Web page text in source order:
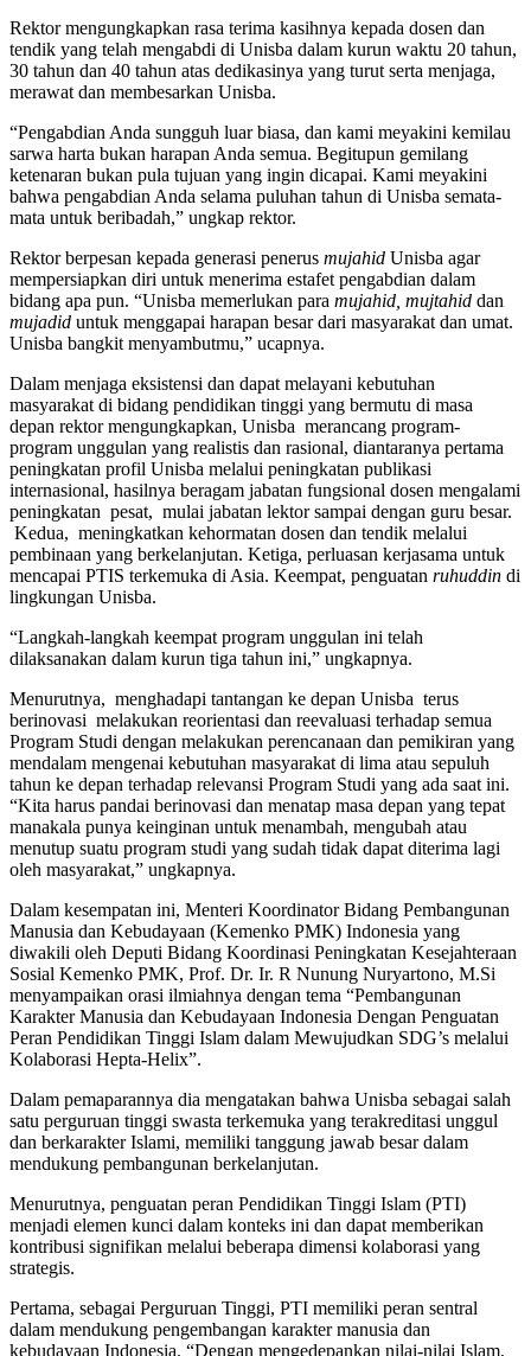
Rektor mengungkapkan rasa terima kasihnya kepada dosen dan
tendik yang telah mengabdi di Unisba dalam kurun waktu 20 tahun,
30 tahun dan 40 tahun atas dedikasinya yang turut serta menjaga,
merawat dan membesarkan Unisba.
“Pengabdian Anda sungguh luar biasa, dan kami meyakini kemilau
sarwa harta bukan harapan Anda semua. Begitupun gemilang
ketenaran bukan pula tujuan yang ingin dicapai. Kami meyakini
bahwa pengabdian Anda selama puluhan tahun di Unisba semata-
mata untuk beribadah,” ungkap rektor.
Rektor berpesan kepada generasi penerus mujahid Unisba agar
mempersiapkan diri untuk menerima estafet pengabdian dalam
bidang apa pun. “Unisba memerlukan para mujahid, mujtahid dan
mujadid untuk menggapai harapan besar dari masyarakat dan umat.
Unisba bangkit menyambutmu,” ucapnya.
Dalam menjaga eksistensi dan dapat melayani kebutuhan
masyarakat di bidang pendidikan tinggi yang bermutu di masa
depan rektor mengungkapkan, Unisba merancang program-
program unggulan yang realistis dan rasional, diantaranya pertama
peningkatan profil Unisba melalui peningkatan publikasi
internasional, hasilnya beragam jabatan fungsional dosen mengalami
peningkatan pesat, mulai jabatan lektor sampai dengan guru besar.
Kedua, meningkatkan kehormatan dosen dan tendik melalui
pembinaan yang berkelanjutan. Ketiga, perluasan kerjasama untuk
mencapai PTIS terkemuka di Asia. Keempat, penguatan ruhuddin di
lingkungan Unisba.
“Langkah-langkah keempat program unggulan ini telah
dilaksanakan dalam kurun tiga tahun ini,” ungkapnya.
Menurutnya, menghadapi tantangan ke depan Unisba terus
berinovasi melakukan reorientasi dan reevaluasi terhadap semua
Program Studi dengan melakukan perencanaan dan pemikiran yang
mendalam mengenai kebutuhan masyarakat di lima atau sepuluh
tahun ke depan terhadap relevansi Program Studi yang ada saat ini.
“Kita harus pandai berinovasi dan menatap masa depan yang tepat
manakala punya keinginan untuk menambah, mengubah atau
menutup suatu program studi yang sudah tidak dapat diterima lagi
oleh masyarakat,” ungkapnya.
Dalam kesempatan ini, Menteri Koordinator Bidang Pembangunan
Manusia dan Kebudayaan (Kemenko PMK) Indonesia yang
diwakili oleh Deputi Bidang Koordinasi Peningkatan Kesejahteraan
Sosial Kemenko PMK, Prof. Dr. Ir. R Nunung Nuryartono, M.Si
menyampaikan orasi ilmiahnya dengan tema “Pembangunan
Karakter Manusia dan Kebudayaan Indonesia Dengan Penguatan
Peran Pendidikan Tinggi Islam dalam Mewujudkan SDG’s melalui
Kolaborasi Hepta-Helix”.
Dalam pemaparannya dia mengatakan bahwa Unisba sebagai salah
satu perguruan tinggi swasta terkemuka yang terakreditasi unggul
dan berkarakter Islami, memiliki tanggung jawab besar dalam
mendukung pembangunan berkelanjutan.
Menurutnya, penguatan peran Pendidikan Tinggi Islam (PTI)
menjadi elemen kunci dalam konteks ini dan dapat memberikan
kontribusi signifikan melalui beberapa dimensi kolaborasi yang
strategis.
Pertama, sebagai Perguruan Tinggi, PTI memiliki peran sentral
dalam mendukung pengembangan karakter manusia dan
kebudayaan Indonesia. “Dengan mengedepankan nilai-nilai Islam,